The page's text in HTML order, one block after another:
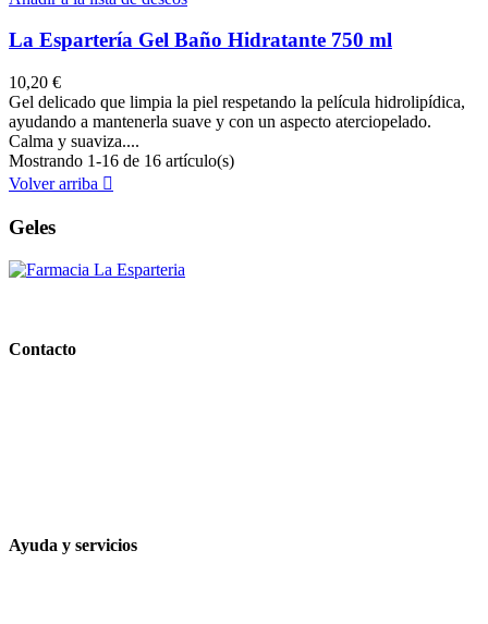
La Espartería Gel Baño Hidratante 750 ml
10,20 €
Gel delicado que limpia la piel respetando la película hidrolipídica,
ayudando a mantenerla suave y con un aspecto aterciopelado.
Calma y suaviza....
Mostrando 1-16 de 16 artículo(s)
Volver arriba 
Geles
Contacto
Ayuda y servicios